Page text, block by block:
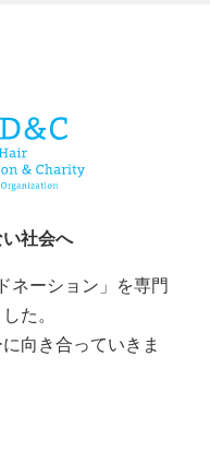
社会へ
ネーション」を専門
た。
向き合っていきま